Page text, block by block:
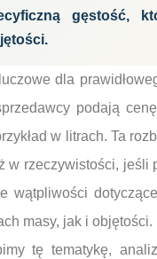
gęstość,
dla
podają
w litrach. Ta
w rzeczywistości,
wątpliwości
masy, jak i objętości.
tę tematykę,